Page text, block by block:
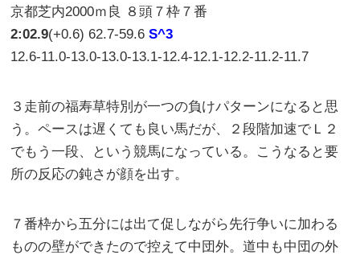
京都芝内2000ｍ良 ８頭７枠７番
2:02.9(+0.6) 62.7-59.6S^3
12.6-11.0-13.0-13.0-13.1-12.4-12.1-12.2-11.2-11.7
３走前の福寿草特別が一つの負けパターンになると思
う。ペースは遅くても良い馬だが、２段階加速でＬ２
でもう一段、という競馬になっている。こうなると要
所の反応の鈍さが顔を出す。
７番枠から五分には出て促しながら先行争いに加わる
ものの壁ができたので控えて中団外。道中も中団の外